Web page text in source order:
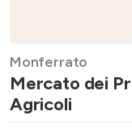
Monferrato
Mercato dei
Agricoli